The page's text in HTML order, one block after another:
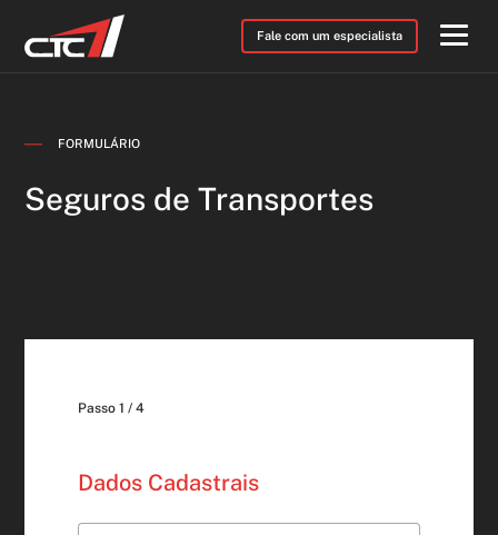
Fale com um especialista
FORMULÁRIO
Seguros de Transportes
Passo 1 / 4
Dados Cadastrais